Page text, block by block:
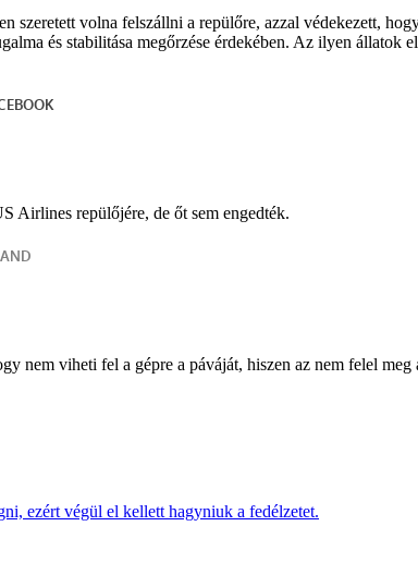
volna felszállni a repülőre, azzal védekezett,
és stabilitása megőrzése érdekében. Az ilyen állatok
Airlines repülőjére, de őt sem engedték.
nem viheti fel a gépre a páváját, hiszen az nem felel
ezért végül el kellett hagyniuk a fedélzetet.